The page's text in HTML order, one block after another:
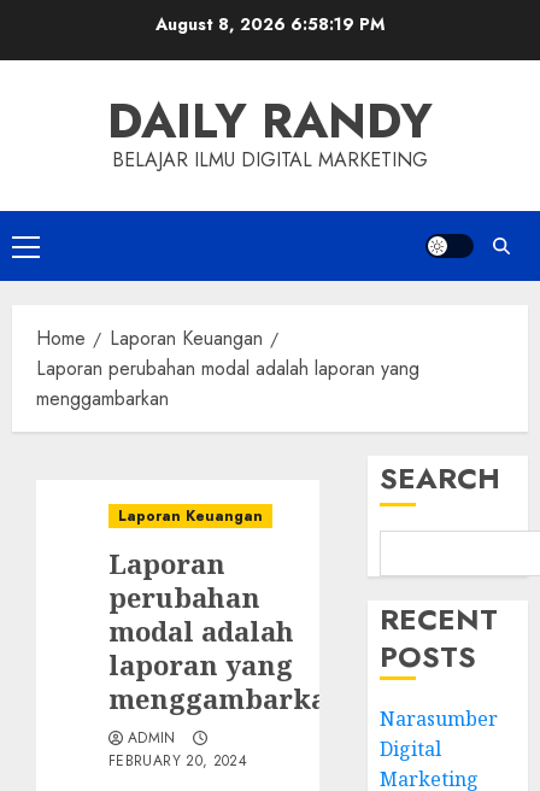
August 8, 2026 6:58:20 PM
DAILY RANDY
BELAJAR ILMU DIGITAL MARKETING
Primary
Menu
Home
Laporan Keuangan
Laporan perubahan modal adalah laporan yang
menggambarkan
Laporan Keuangan
Laporan
perubahan
modal adalah
laporan yang
menggambarkan
ADMIN
FEBRUARY 20, 2024
SEARCH
RECENT
POSTS
Narasumber
Digital
Marketing